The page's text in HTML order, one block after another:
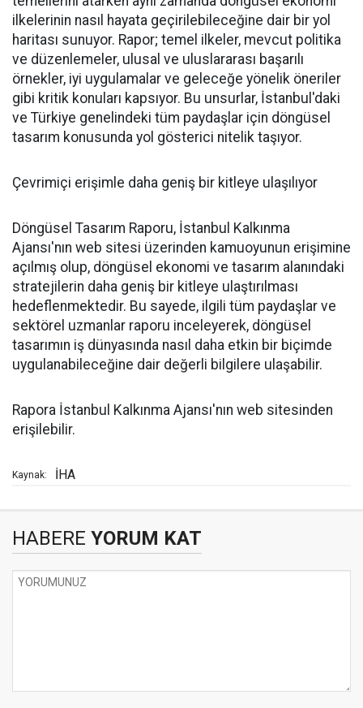
ilkelerinin nasıl hayata geçirilebileceğine dair bir yol
haritası sunuyor. Rapor; temel ilkeler, mevcut politika
ve düzenlemeler, ulusal ve uluslararası başarılı
örnekler, iyi uygulamalar ve geleceğe yönelik öneriler
gibi kritik konuları kapsıyor. Bu unsurlar, İstanbul'daki
ve Türkiye genelindeki tüm paydaşlar için döngüsel
tasarım konusunda yol gösterici nitelik taşıyor.
Çevrimiçi erişimle daha geniş bir kitleye ulaşılıyor
Döngüsel Tasarım Raporu, İstanbul Kalkınma
Ajansı'nın web sitesi üzerinden kamuoyunun erişimine
açılmış olup, döngüsel ekonomi ve tasarım alanındaki
stratejilerin daha geniş bir kitleye ulaştırılması
hedeflenmektedir. Bu sayede, ilgili tüm paydaşlar ve
sektörel uzmanlar raporu inceleyerek, döngüsel
tasarımın iş dünyasında nasıl daha etkin bir biçimde
uygulanabileceğine dair değerli bilgilere ulaşabilir.
Rapora İstanbul Kalkınma Ajansı'nın web sitesinden
erişilebilir.
Kaynak: İHA
HABERE YORUM KAT